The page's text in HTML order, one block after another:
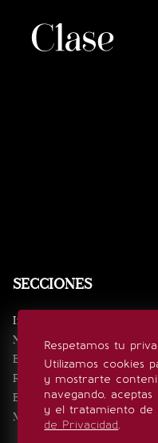
Respetamos tu
Utilizamos cookies
y mostrarte
navegando,
y el tratamiento de
de Privacidad.
SECCIONES
Inicio
Noticias
Eventos
Realeza
Estilo de vida
Minuto x Minuto